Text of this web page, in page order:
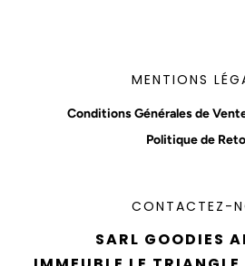
MENTIONS
Conditions Générales de
Politique de
CONTACTEZ-
SARL GOODIES